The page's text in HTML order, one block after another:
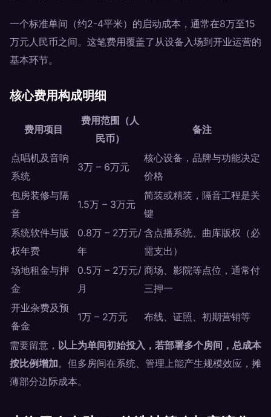
一个标准单间（约2-4平米）的启动成本，通常在8万至15
万元人民币之间。这笔费用覆盖了从设备入场到开业运营的
基本环节。
核心费用构成明细
费用项目
费用范围（人
民币）
备注
点唱机及音响
系统
3万 – 6万元
核心设备，品牌与功能决定
价格
包房装修与隔
音
1.5万 – 3万元
简装或精装，隔音工程是关
键
系统软件与版
权年费
0.8万 – 2万元/
年
含点播系统、曲库版权（必
需支出）
场地租金与押
金
0.5万 – 2万元/
月
商场、影院等点位，通常付
三押一
开业杂费及预
备金
1万 – 2万元 布线、证照、初期营销等
需要留意， 以上为单间初始投入，若部署多个房间，总成本
按比例增加。但多房间在系统、管理上能产生规模效应，摊
薄部分边际成本。